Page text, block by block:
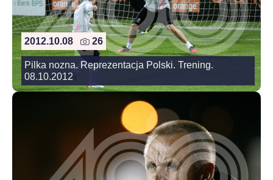
2012.10.08 26
Pilka nozna. Reprezentacja Polski. Trening.
08.10.2012